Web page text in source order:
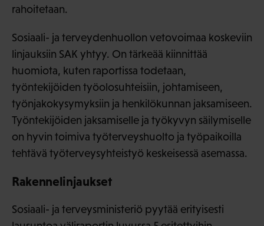
rahoitetaan.
Sosiaali- ja terveydenhuollon vetovoimaa koskeviin
linjauksiin SAK yhtyy. On tärkeää kiinnittää
huomiota, kuten raportissa todetaan,
työntekijöiden työolosuhteisiin, johtamiseen,
työnjakokysymyksiin ja henkilökunnan jaksamiseen.
Työntekijöiden jaksamiselle ja työkyvyn säilymiselle
on hyvin toimiva työterveyshuolto ja työpaikoilla
tehtävä työterveysyhteistyö keskeisessä asemassa.
Rakennelinjaukset
Sosiaali- ja terveysministeriö pyytää erityisesti